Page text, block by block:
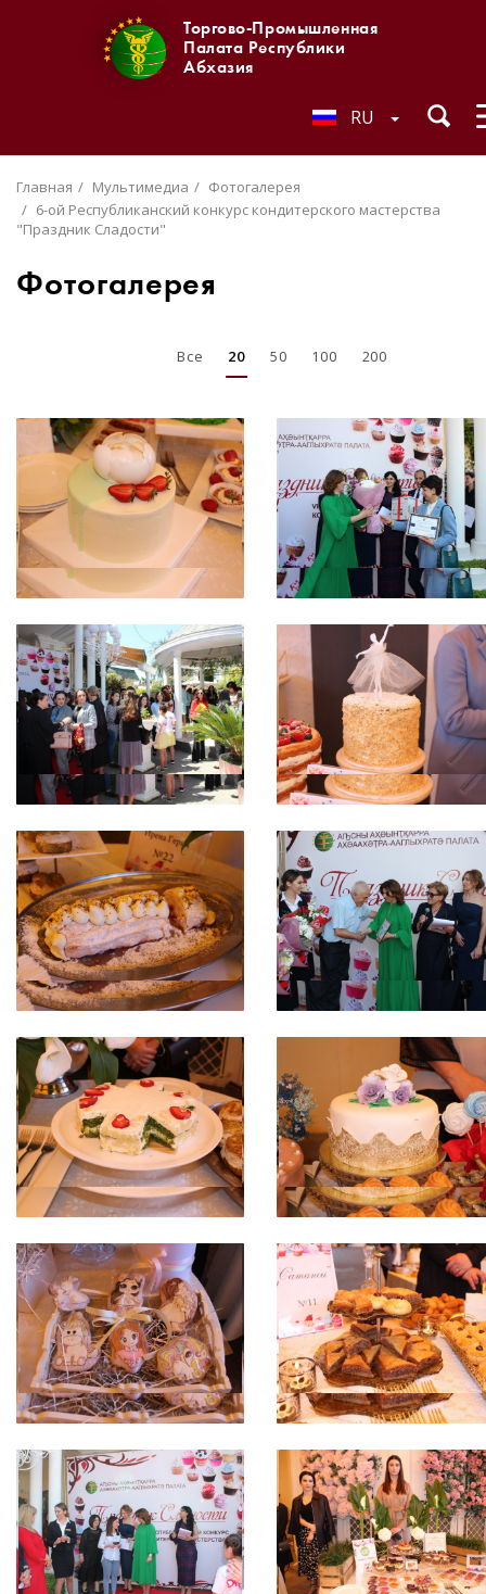
Торгово-Промышленная
Палата Республики
Абхазия
RU
Главная Мультимедиа
Фотогалерея
6-ой Республиканский конкурс кондитерского мастерства
"Праздник Сладости"
Фотогалерея
Все 20 50 100 200